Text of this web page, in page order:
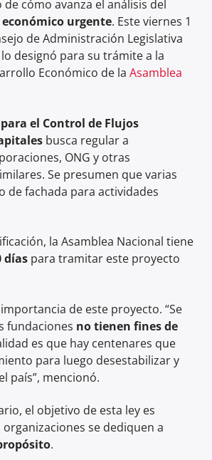
de cómo avanza el análisis del
urgente. Este viernes 1
de Administración Legislativa
designó para su trámite a la
Económico de laAsamblea
el Control de Flujos
busca regular a
ONG y otras
Se presumen que varias
de fachada para actividades
la Asamblea Nacional tiene
días para tramitar este proyecto
de este proyecto. “Se
fundaciones no tienen fines de
es que hay centenares que
para luego desestabilizar y
país”, mencionó.
el objetivo de esta ley es
se dediquen a
.